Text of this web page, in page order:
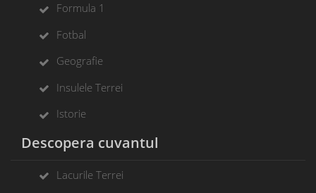
Formula 1
Fotbal
Geografie
Insulele Terrei
Istorie
Descopera cuvantul
Lacurile Terrei